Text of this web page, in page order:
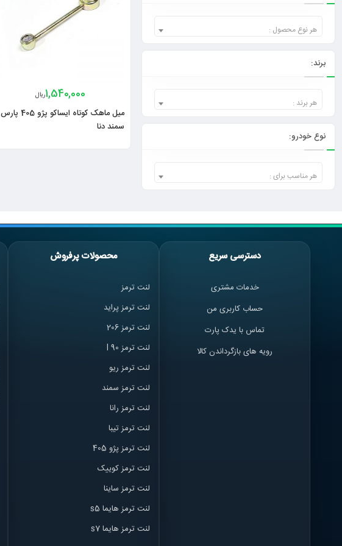
1,540,000ریال
میل ماهک کوتاه ایساکو پژو 405 پارس
سمند دنا
هر نوع محصول :
برند:
هر برند :
نوع خودرو:
هر مناسب برای :
دسترسی سریع
خدمات مشتری
حساب کاربری من
تماس با یدک پارت
رویه های بازگرداندن کالا
محصولات پرفروش
لنت ترمز
لنت ترمز پراید
لنت ترمز 206
لنت ترمز l 90
لنت ترمز ریو
لنت ترمز سمند
لنت ترمز رانا
لنت ترمز تیبا
لنت ترمز پژو 405
لنت ترمز کوییک
لنت ترمز ساینا
لنت ترمز هایما s5
لنت ترمز هایما s7